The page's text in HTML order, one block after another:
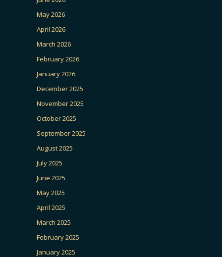
May 2026
April 2026
March 2026
February 2026
January 2026
December 2025
November 2025
October 2025
September 2025
August 2025
July 2025
June 2025
May 2025
April 2025
March 2025
February 2025
January 2025